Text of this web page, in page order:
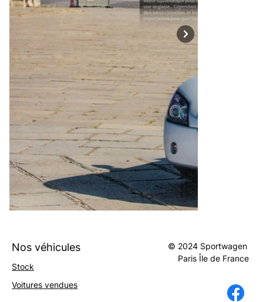
Nos véhicules
Stock
Voitures vendues
© 2024 Sportwagen
Île
Paris de France